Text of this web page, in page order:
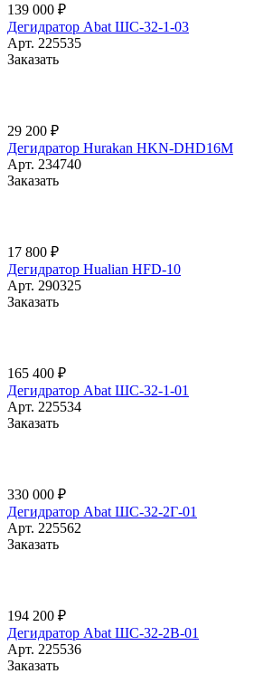
139 000 ₽
Дегидратор Abat ШС-32-1-03
Арт. 225535
Заказать
29 200 ₽
Дегидратор Hurakan HKN-DHD16M
Арт. 234740
Заказать
17 800 ₽
Дегидратор Hualian HFD-10
Арт. 290325
Заказать
165 400 ₽
Дегидратор Abat ШС-32-1-01
Арт. 225534
Заказать
330 000 ₽
Дегидратор Abat ШС-32-2Г-01
Арт. 225562
Заказать
194 200 ₽
Дегидратор Abat ШС-32-2В-01
Арт. 225536
Заказать